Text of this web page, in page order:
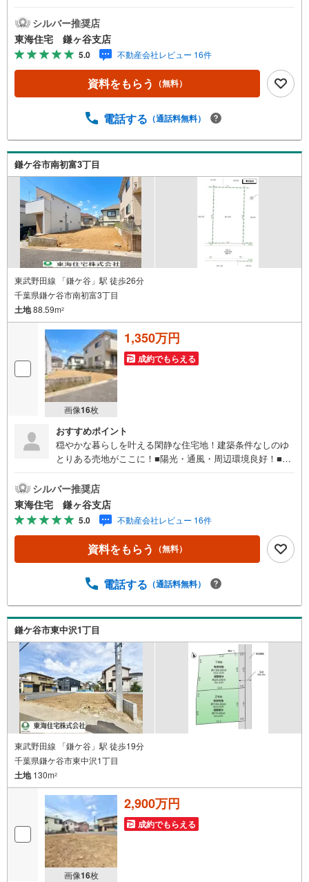
建築可！■更地渡し予定！■住宅ご購入に関する様々なご質
問などお気軽にお問合せください！頭金0円からの住宅購入
をサポート！●自己資金が少ない方・自営業や勤続年数が少
なく不安のある方、お借入れのある方等住宅ローン相談実
施中！○○現地見学・ご来店（事前にご予約ください）○○営
業時間/9:30～18:30営業時間中はお電話のお問い合わせが
現地物件見学（60分～）■物件探しのご相談（30分～）■資
点のご説明（60分～）■その他のご相談（30分～）●ご案内
はお客様のお時間のご都合に合わせて約30分位から可能で
す。明るい時間に内見をして詳しいお話は改めて夕方にな
ど臨機応変ご対応させて頂きます。
シルバー推奨店
東海住宅 鎌ヶ谷支店
5.0 不動産会社レビュー 16件
資料をもらう （無料）
電話する （通話料無料）
鎌ケ谷市南初富3丁目
東武野田線 「鎌ケ谷」駅 徒歩26分
千葉県鎌ケ谷市南初富3丁目
土地88.59m2
画像16枚
1,350万円
成約でもらえる
おすすめポイント
穏やかな暮らしを叶える閑静な住宅地！建築条件なしのゆ
とりある売地がここに！■陽光・通風・周辺環境良好！■閑
建築可■現況更地渡し■住宅ご購入に関する様々なご質問な
どお気軽にお問合せください！頭金0円からの住宅購入をサ
ポート！●自己資金が少ない方・自営業や勤続年数が少なく
不安のある方、お借入れのある方等住宅ローン相談実施
中！○○現地見学・ご来店（事前にご予約ください）○○営業
時間/9:30～18:30営業時間中はお電話のお問い合わせがス
地物件見学（60分～）■物件探しのご相談（30分～）■資金
のご説明（60分～）■その他のご相談（30分～）●ご案内は
お客様のお時間のご都合に合わせて約30分位から可能で
す。明るい時間に内見をして詳しいお話は改めて夕方にな
ど臨機応変ご対応させて頂きます。
シルバー推奨店
東海住宅 鎌ヶ谷支店
5.0 不動産会社レビュー 16件
資料をもらう （無料）
電話する （通話料無料）
鎌ケ谷市東中沢1丁目
東武野田線 「鎌ケ谷」駅 徒歩19分
千葉県鎌ケ谷市東中沢1丁目
土地130m2
画像16枚
2,900万円
成約でもらえる